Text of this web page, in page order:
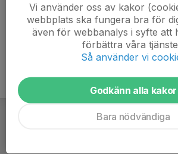
Vi använder oss av kakor
webbplats ska fungera bra för
även för webbanalys i syfte att
förbättra våra
Så använder vi
Godkänn alla kakor
Bara nödvändiga